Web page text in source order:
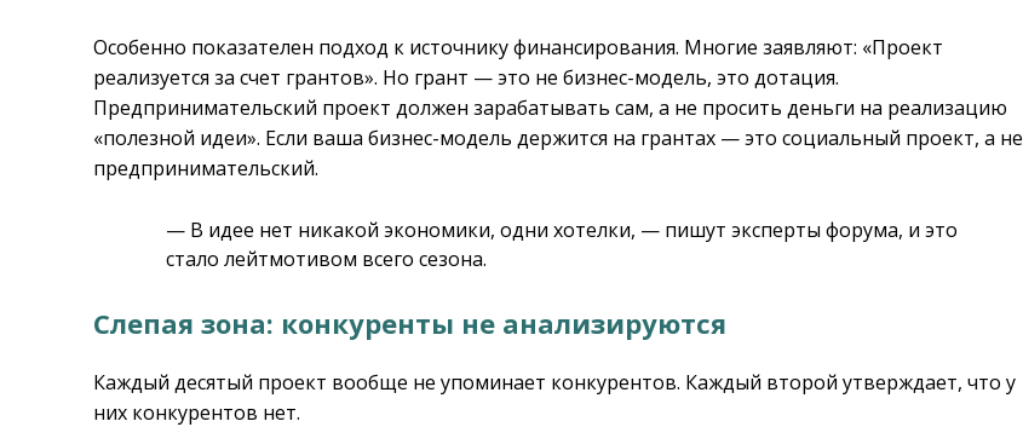
Особенно показателен подход к источнику финансирования. Многие заявляют: «Проект
реализуется за счет грантов». Но грант — это не бизнес-модель, это дотация.
Предпринимательский проект должен зарабатывать сам, а не просить деньги на реализацию
«полезной идеи». Если ваша бизнес-модель держится на грантах — это социальный проект, а не
предпринимательский.
— В идее нет никакой экономики, одни хотелки, — пишут эксперты форума, и это
стало лейтмотивом всего сезона.
Слепая зона: конкуренты не анализируются
Каждый десятый проект вообще не упоминает конкурентов. Каждый второй утверждает, что у
них конкурентов нет.